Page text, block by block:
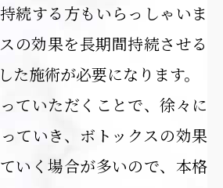
続する方もいらっしゃいま
の効果を長期間持続させる
た施術が必要になります。
ていただくことで、徐々に
ていき、ボトックスの効果
いく場合が多いので、本格